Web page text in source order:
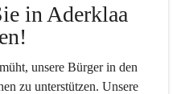
in Aderklaa
unsere Bürger in den
zu unterstützen. Unsere